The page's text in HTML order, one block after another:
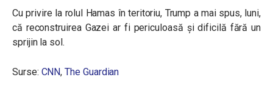
Cu privire la rolul Hamas în teritoriu, Trump a mai spus, luni,
că reconstruirea Gazei ar fi periculoasă și dificilă fără un
sprijin la sol.
Surse: CNN,The Guardian